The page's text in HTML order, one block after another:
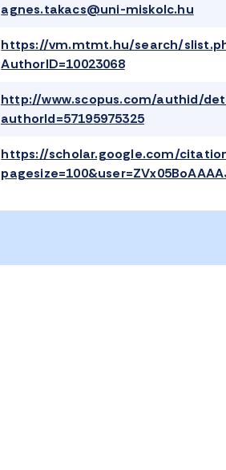
agnes.takacs@uni-miskolc.hu
https://vm.mtmt.hu/search/
AuthorID=10023068
http://www.scopus.com/authid/
authorId=57195975325
https://scholar.google.com/